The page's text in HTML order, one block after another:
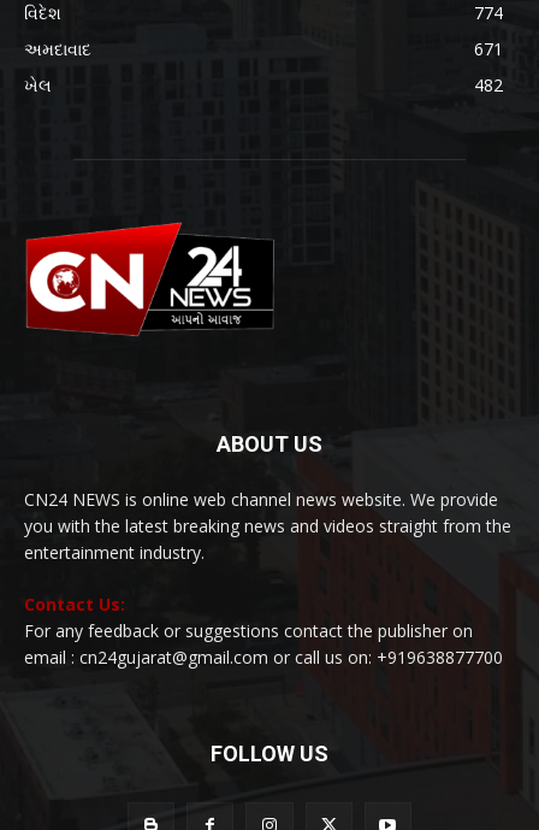
વિદેશ
774
અમદાવાદ
671
ખેલ
482
ABOUT US
CN24 NEWS is online web channel news website. We provide
you with the latest breaking news and videos straight from the
entertainment industry.
Contact Us:
For any feedback or suggestions contact the publisher on
email : cn24gujarat@gmail.com or call us on: +919638877700
FOLLOW US